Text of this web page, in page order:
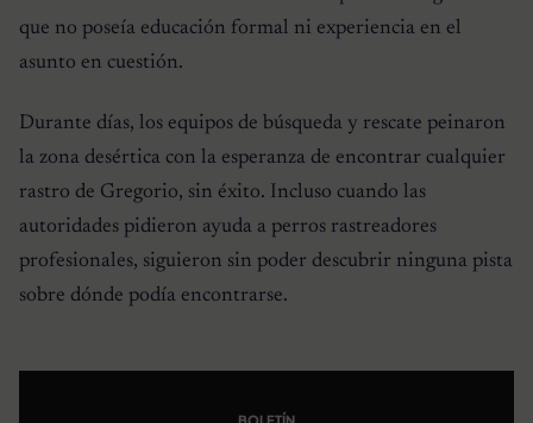
que no poseía educación formal ni experiencia en el
asunto en cuestión.
Durante días, los equipos de búsqueda y rescate peinaron
la zona desértica con la esperanza de encontrar cualquier
rastro de Gregorio, sin éxito. Incluso cuando las
autoridades pidieron ayuda a perros rastreadores
profesionales, siguieron sin poder descubrir ninguna pista
sobre dónde podía encontrarse.
BOLETÍN